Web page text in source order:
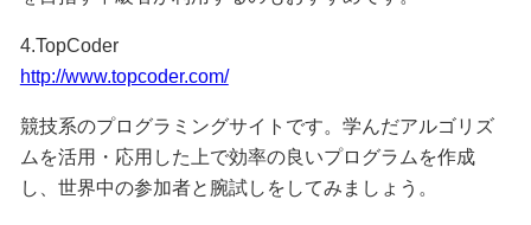
4.TopCoder
http://www.topcoder.com/
競技系のプログラミングサイトです。学んだアルゴリズ
ムを活用・応用した上で効率の良いプログラムを作成
し、世界中の参加者と腕試しをしてみましょう。